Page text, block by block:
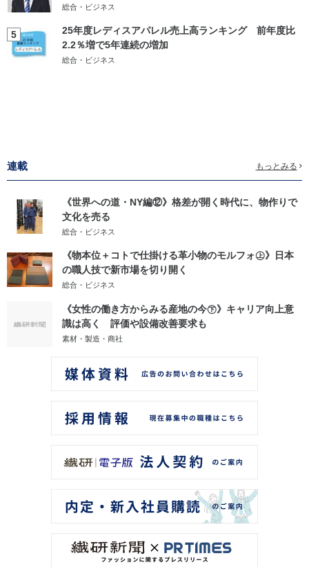
総合・ビジネス
5
25年度レディスアパレル売上高ランキング 前年度比
2.2％増で5年連続の増加
総合・ビジネス
連載 もっとみる
《世界への道・NY編⑫》格差が開く時代に、物作りで
文化を売る
総合・ビジネス
《物本位＋コトで仕掛ける革小物のモルフォ㊤》日本
の職人技で新市場を切り開く
総合・ビジネス
《女性の働き方からみる産地の今㊦》キャリア向上意
識は高く 評価や設備改善要求も
素材・製造・商社